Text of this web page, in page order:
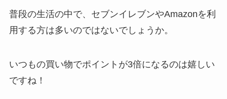
普段の生活の中で、セブンイレブンやAmazonを利
用する方は多いのではないでしょうか。
いつもの買い物でポイントが3倍になるのは嬉しい
ですね！